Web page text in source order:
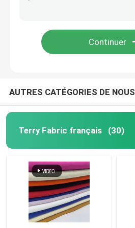
Tissus de broderie en coton
Tissus à tricoter en jacquard
Tissu de maillot de sport
AUTRES CATÉGORIES DE NOUS
Terry Fabric français (30)